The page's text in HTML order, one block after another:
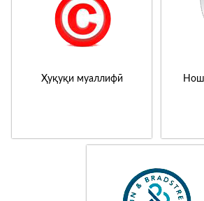
Ҳуқуқи муаллифӣ